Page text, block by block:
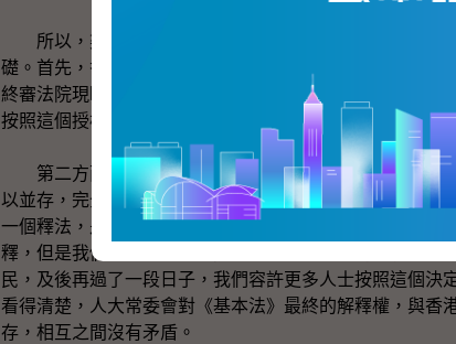
所以，梁家傑議員提到以前香港是英國的殖民地，今
礎。首先，香港只不過是一個特別行政區，不可能把它詮
終審法院現時所扮演的角色是經過中央、經過人大立《基
按照這個授權，香港終審法院在回歸以後，相比回歸以前
第二方面的理據是，終審法院對案件的終審權，和人
以並存，完全沒有矛盾。我們回看一九九九年一月份，終
一個釋法，是就居留權事件作出釋法，釋法是為了我們以
釋，但是我們是按照終審法院一九九九年一月的原有判決
民，及後再過了一段日子，我們容許更多人士按照這個決
看得清楚，人大常委會對《基本法》最終的解釋權，與香
存，相互之間沒有矛盾。